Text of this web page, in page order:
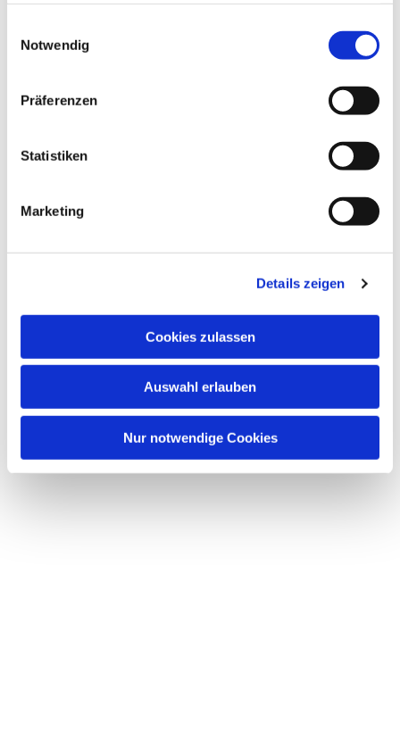
Notwendig
Präferenzen
Statistiken
Marketing
Details zeigen
Cookies zulassen
Auswahl erlauben
Nur notwendige Cookies
Dies könnte Sie auch
interessieren